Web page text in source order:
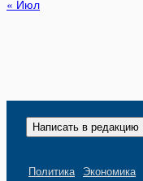
« Июл
Написать в редакцию
Политика Экономика